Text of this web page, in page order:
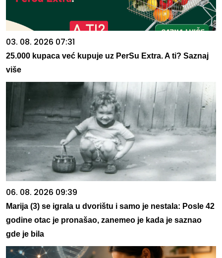
03. 08. 2026 07:31
25.000 kupaca već kupuje uz PerSu Extra. A ti? Saznaj
više
06. 08. 2026 09:39
Marija (3) se igrala u dvorištu i samo je nestala: Posle 42
godine otac je pronašao, zanemeo je kada je saznao
gde je bila